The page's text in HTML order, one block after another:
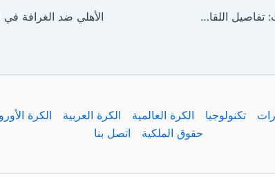
مباراة أرسنال وبورنموث: تفاصيل اللقاء الودي في كاليفورنيا
تكنولوجيا الكرة العالمية الكرة العربية الكرة
حقوق الملكية
اتصل بنا